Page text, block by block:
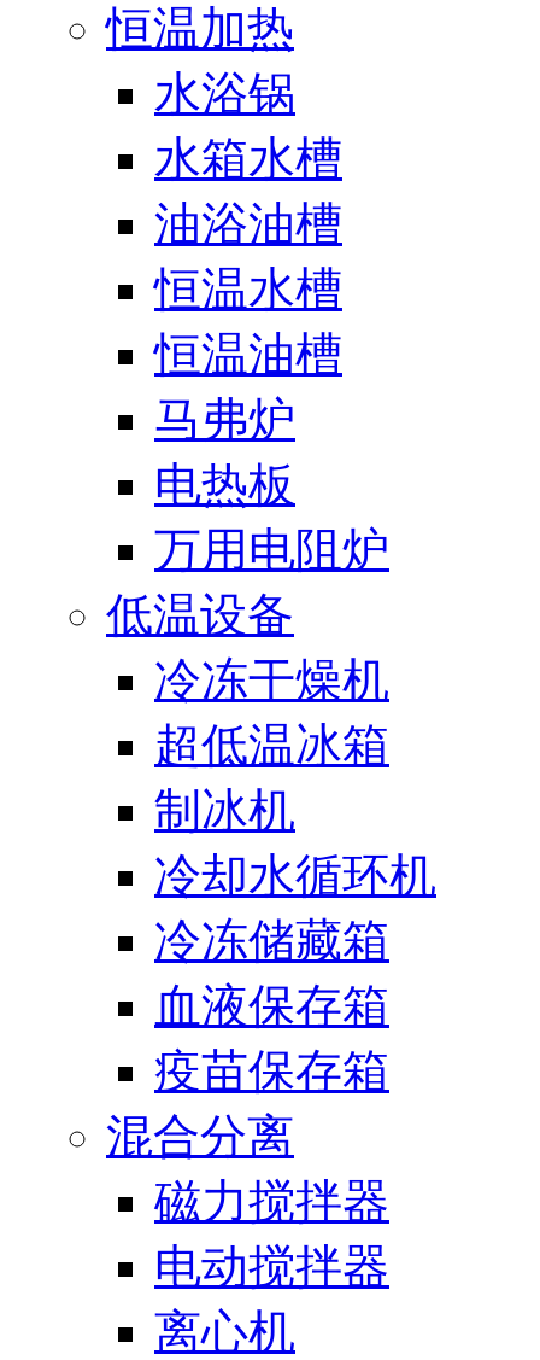
恒温加热
水浴锅
水箱水槽
油浴油槽
恒温水槽
恒温油槽
马弗炉
电热板
万用电阻炉
低温设备
冷冻干燥机
超低温冰箱
制冰机
冷却水循环机
冷冻储藏箱
血液保存箱
疫苗保存箱
混合分离
磁力搅拌器
电动搅拌器
离心机